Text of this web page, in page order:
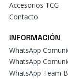
Accesorios TCG
Contacto
INFORMACIÓN
WhatsApp
WhatsApp
WhatsApp Team